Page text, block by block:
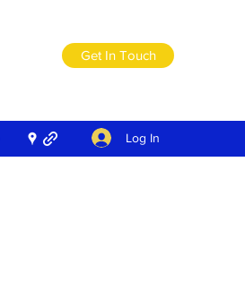
Get In Touch
Log In